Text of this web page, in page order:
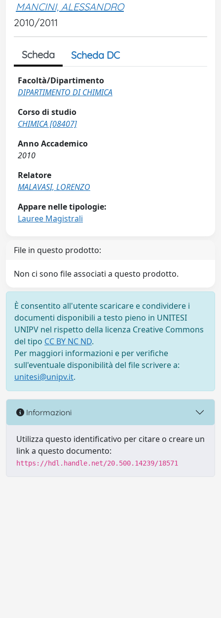
MANCINI, ALESSANDRO
2010/2011
Scheda Scheda DC
Facoltà/Dipartimento
DIPARTIMENTO DI CHIMICA
Corso di studio
CHIMICA [08407]
Anno Accademico
2010
Relatore
MALAVASI, LORENZO
Appare nelle tipologie:
Lauree Magistrali
File in questo prodotto:
Non ci sono file associati a questo prodotto.
È consentito all'utente scaricare e condividere i
documenti disponibili a testo pieno in UNITESI
UNIPV nel rispetto della licenza Creative Commons
del tipo CC BY NC ND.
Per maggiori informazioni e per verifiche
sull'eventuale disponibilità del file scrivere a:
unitesi@unipv.it.
Informazioni
Utilizza questo identificativo per citare o creare un
link a questo documento:
https://hdl.handle.net/20.500.14239/18571